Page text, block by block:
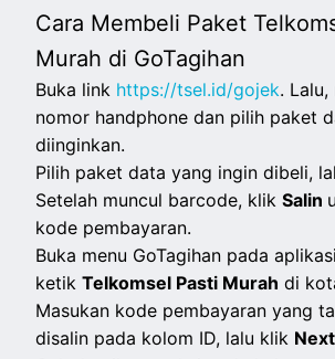
Cara Membeli Paket
Murah di GoTagihan
Buka link https://tsel.id/gojek. Lalu,
nomor handphone dan pilih paket
diinginkan.
Pilih paket data yang ingin dibeli,
Setelah muncul barcode, klikSalin
kode pembayaran.
Buka menu GoTagihan pada
ketikTelkomsel Pasti Murah di
Masukan kode pembayaran yang
disalin pada kolom ID, lalu klik Next